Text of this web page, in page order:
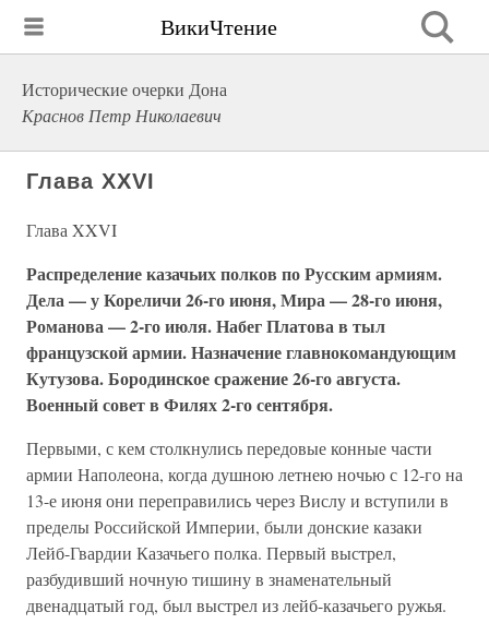
ВикиЧтение
Исторические очерки Дона
Краснов Петр Николаевич
Глава XXVI
Глава XXVI
Распределение казачьих полков по Русским армиям.
Дела — у Кореличи 26-го июня, Мира — 28-го июня,
Романова — 2-го июля. Набег Платова в тыл
французской армии. Назначение главнокомандующим
Кутузова. Бородинское сражение 26-го августа.
Военный совет в Филях 2-го сентября.
Первыми, с кем столкнулись передовые конные части
армии Наполеона, когда душною летнею ночью с 12-го на
13-е июня они переправились через Вислу и вступили в
пределы Российской Империи, были донские казаки
Лейб-Гвардии Казачьего полка. Первый выстрел,
разбудивший ночную тишину в знаменательный
двенадцатый год, был выстрел из лейб-казачьего ружья.